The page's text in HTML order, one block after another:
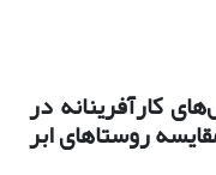
کارآفرینانه در
روستاهای ابر